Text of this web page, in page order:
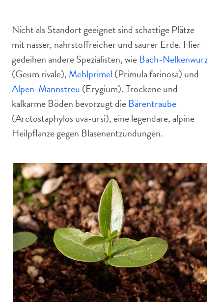
Nicht als Standort geeignet sind schattige Plätze
mit nasser, nährstoffreicher und saurer Erde. Hier
gedeihen andere Spezialisten, wie Bach-Nelkenwurz
(Geum rivale), Mehlprimel (Primula farinosa) und
Alpen-Mannstreu (Erygium). Trockene und
kalkarme Böden bevorzugt die Bärentraube
(Arctostaphylos uva-ursi), eine legendäre, alpine
Heilpflanze gegen Blasenentzündungen.